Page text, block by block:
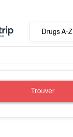
Drugs A-Z
Trouver